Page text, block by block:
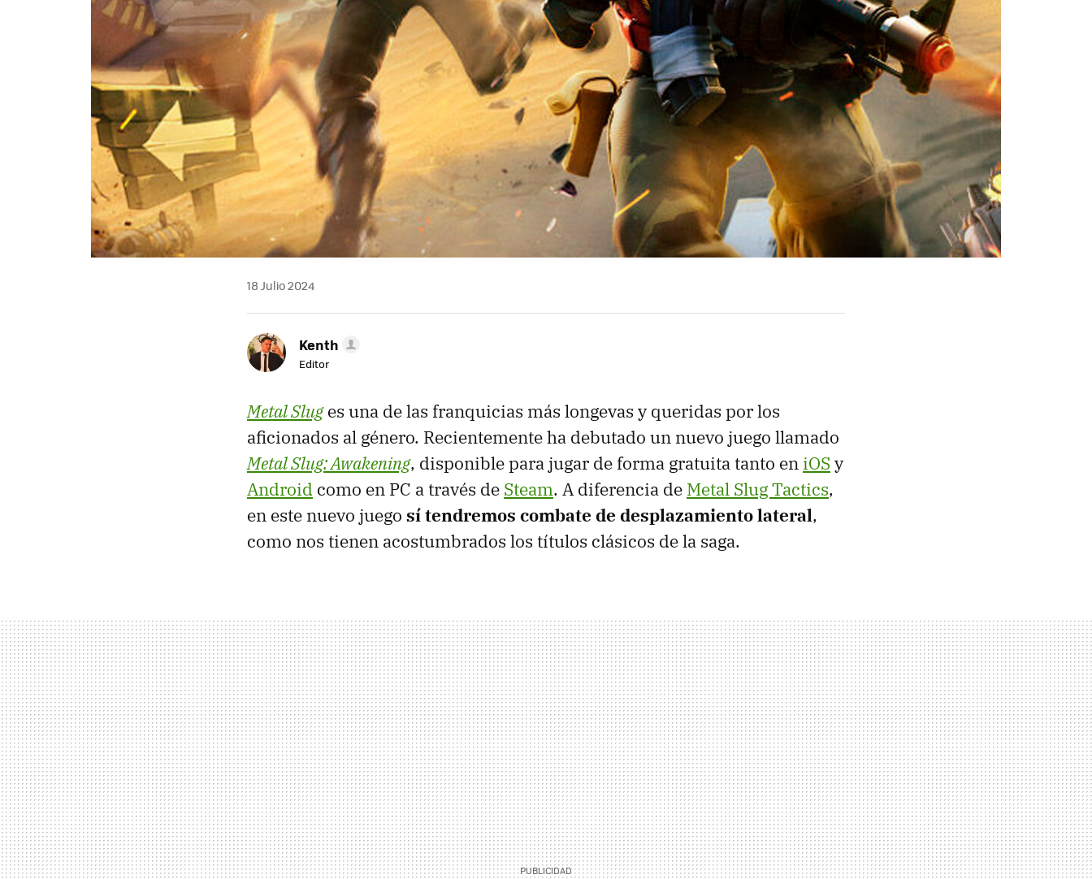
18 Julio 2024
Kenth
Editor
Metal Sluges una de las franquicias más longevas y queridas por los
aficionados al género. Recientemente ha debutado un nuevo juego llamado
Metal Slug: Awakening, disponible para jugar de forma gratuita tanto en iOS y
Android como en PC a través de Steam. A diferencia de Metal Slug Tactics,
en este nuevo juego sí tendremos combate de desplazamiento lateral,
como nos tienen acostumbrados los títulos clásicos de la saga.